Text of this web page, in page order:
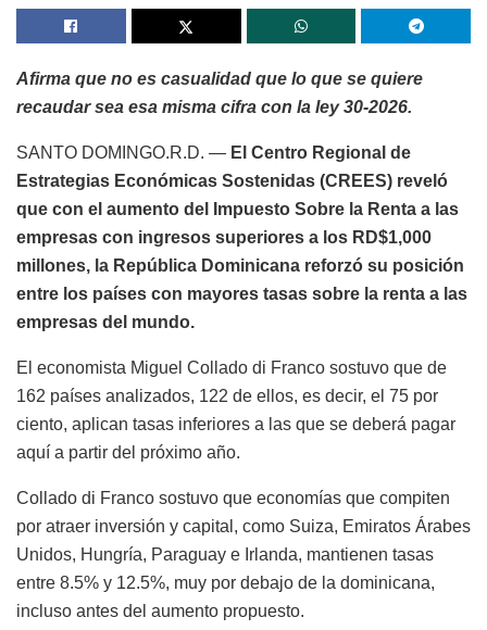
Afirma que no es casualidad que lo que se quiere
recaudar sea esa misma cifra con la ley 30-2026.
SANTO DOMINGO.R.D. — El Centro Regional de
Estrategias Económicas Sostenidas (CREES) reveló
que con el aumento del Impuesto Sobre la Renta a las
empresas con ingresos superiores a los RD$1,000
millones, la República Dominicana reforzó su posición
entre los países con mayores tasas sobre la renta a las
empresas del mundo.
El economista Miguel Collado di Franco sostuvo que de
162 países analizados, 122 de ellos, es decir, el 75 por
ciento, aplican tasas inferiores a las que se deberá pagar
aquí a partir del próximo año.
Collado di Franco sostuvo que economías que compiten
por atraer inversión y capital, como Suiza, Emiratos Árabes
Unidos, Hungría, Paraguay e Irlanda, mantienen tasas
entre 8.5% y 12.5%, muy por debajo de la dominicana,
incluso antes del aumento propuesto.